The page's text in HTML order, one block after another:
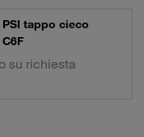
tappo cieco
su richiesta